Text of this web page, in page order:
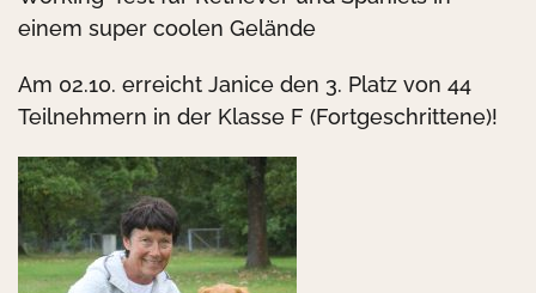
einem super coolen Gelände
Am 02.10. erreicht Janice den 3. Platz von 44
Teilnehmern in der Klasse F (Fortgeschrittene)!